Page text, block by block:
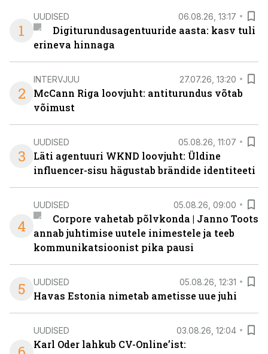
1
UUDISED 06.08.26, 13:17
Digiturundusagentuuride aasta: kasv tuli
erineva hinnaga
2
INTERVJUU 27.07.26, 13:20
McCann Riga loovjuht: antiturundus võtab
võimust
3
UUDISED 05.08.26, 11:07
Läti agentuuri WKND loovjuht: Üldine
influencer-sisu hägustab brändide identiteeti
4
UUDISED 05.08.26, 09:00
Corpore vahetab põlvkonda | Janno Toots
annab juhtimise uutele inimestele ja teeb
kommunikatsioonist pika pausi
5 UUDISED 05.08.26, 12:31
Havas Estonia nimetab ametisse uue juhi
UUDISED 03.08.26, 12:04
Karl Oder lahkub CV-Online’ist: